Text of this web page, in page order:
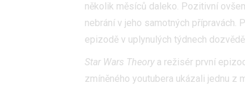
několik měsíců daleko. Pozitivní
nebrání v jeho samotných přípravách.
epizodě v uplynulých týdnech
Star Wars Theory a režisér první
zmíněného youtubera ukázali jednu z